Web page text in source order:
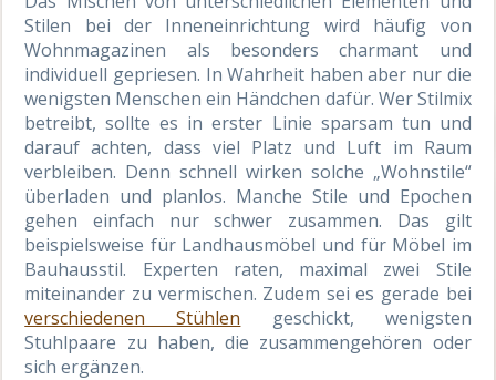
Stilen bei der Inneneinrichtung wird häufig von
Wohnmagazinen als besonders charmant und
individuell gepriesen. In Wahrheit haben aber nur die
wenigsten Menschen ein Händchen dafür. Wer Stilmix
betreibt, sollte es in erster Linie sparsam tun und
darauf achten, dass viel Platz und Luft im Raum
verbleiben. Denn schnell wirken solche „Wohnstile“
überladen und planlos. Manche Stile und Epochen
gehen einfach nur schwer zusammen. Das gilt
beispielsweise für Landhausmöbel und für Möbel im
Bauhausstil. Experten raten, maximal zwei Stile
miteinander zu vermischen. Zudem sei es gerade bei
verschiedenen Stühlen geschickt, wenigsten
Stuhlpaare zu haben, die zusammengehören oder
sich ergänzen.